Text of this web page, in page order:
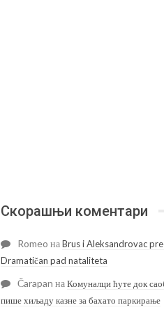
Скорашњи коментари
Romeo наBrus i Aleksandrovac
Dramatičan pad nataliteta
Čarapan наКомуналци ћуте док
пише хиљаду казне за бахато паркирање